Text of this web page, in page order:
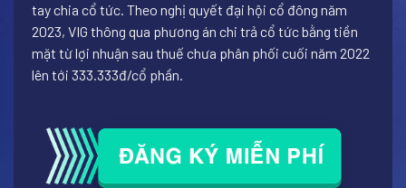
tay chia cổ tức. Theo nghị quyết đại hội cổ đông năm
2023, VIG thông qua phương án chi trả cổ tức bằng tiền
mặt từ lợi nhuận sau thuế chưa phân phối cuối năm 2022
lên tới 333.333đ/cổ phần.